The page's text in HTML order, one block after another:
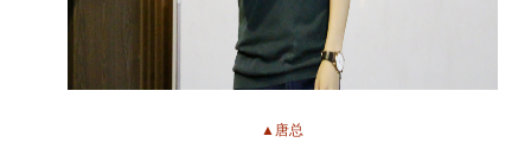
▲唐总